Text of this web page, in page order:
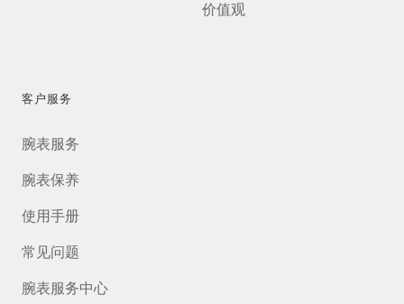
价值观
客户服务
腕表服务
腕表保养
使用手册
常见问题
腕表服务中心